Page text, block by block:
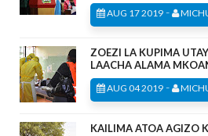
AUG 17 2019 -
ZOEZI LA KUPIMA
LAACHA ALAMA
AUG 04 2019 -
KAILIMA ATOA AGIZO